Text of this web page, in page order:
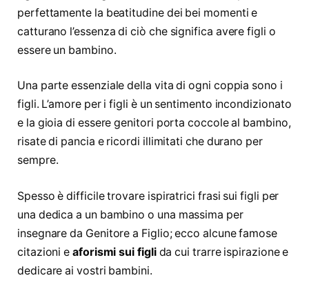
perfettamente la beatitudine dei bei momenti e
catturano l’essenza di ciò che significa avere figli o
essere un bambino.
Una parte essenziale della vita di ogni coppia sono i
figli. L’amore per i figli è un sentimento incondizionato
e la gioia di essere genitori porta coccole al bambino,
risate di pancia e ricordi illimitati che durano per
sempre.
Spesso è difficile trovare ispiratrici frasi sui figli per
una dedica a un bambino o una massima per
insegnare da Genitore a Figlio; ecco alcune famose
citazioni eaforismi sui figlida cui trarre ispirazione e
dedicare ai vostri bambini.